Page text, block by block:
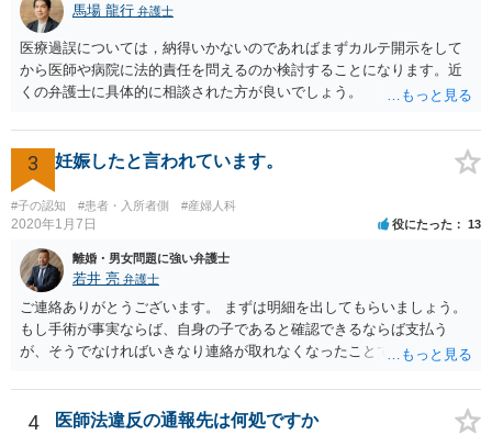
馬場 龍行 弁護士
医療過誤については，納得いかないのであればまずカルテ開示をして
から医師や病院に法的責任を問えるのか検討することになります。近
くの弁護士に具体的に相談された方が良いでしょう。
3 妊娠したと言われています。
#子の認知 #患者・入所者側 #産婦人科
2020年1月7日 役にたった 13
離婚・男女問題に強い弁護士
若井 亮 弁護士
ご連絡ありがとうございます。 まずは明細を出してもらいましょう。
もし手術が事実ならば、自身の子であると確認できるならば支払う
が、そうでなければいきなり連絡が取れなくなったことで不信感もあ
してはいかがでしょうか。 代理人となる場合ですが、事務所ごとにま
ちまちです。 弊所の場合、交渉をお受けするとなると20万円くらいが
4 医師法違反の通報先は何処ですか